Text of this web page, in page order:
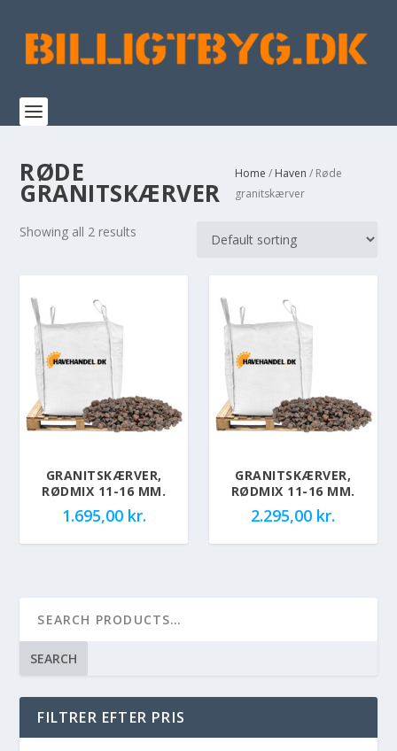
RØDE
GRANITSKÆRVER
Home / Haven / Røde
granitskærver
Showing all 2 results
GRANITSKÆRVER,
RØDMIX 11-16 MM.
1.695,00 kr.
GRANITSKÆRVER,
RØDMIX 11-16 MM.
2.295,00 kr.
SEARCH
FILTRER EFTER PRIS